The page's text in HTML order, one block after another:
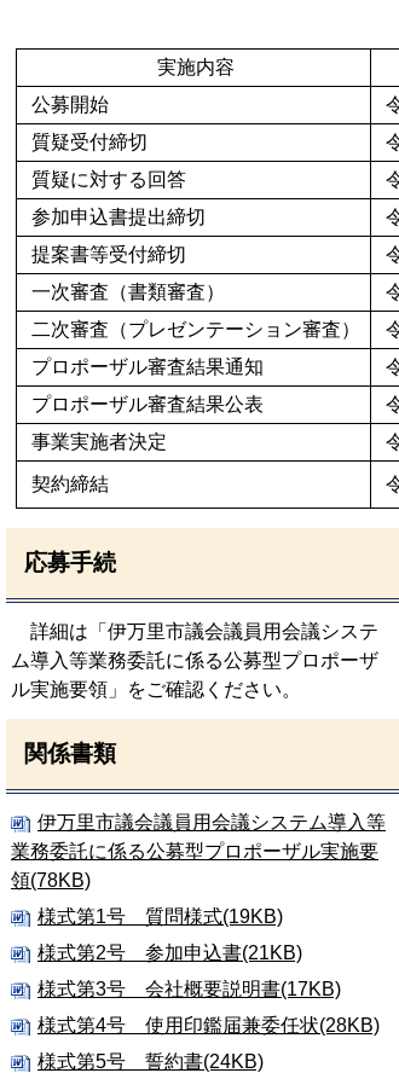
実施内容
公募開始
質疑受付締切
質疑に対する回答
参加申込書提出締切
提案書等受付締切
一次審査（書類審査）
二次審査（プレゼンテーション審査）
プロポーザル審査結果通知
プロポーザル審査結果公表
事業実施者決定
契約締結
応募手続
詳細は「 伊万里市議会議員用会議システ
ム導入等業務委託に係る公募型プロポーザ
ル実施要領」をご確認ください。
関係書類
伊万里市議会議員用会議システム導入等
業務委託に係る公募型プロポーザル実施要
領(78KB)
様式第1号 質問様式(19KB)
様式第2号 参加申込書(21KB)
様式第3号 会社概要説明書(17KB)
様式第4号 使用印鑑届兼委任状(28KB)
様式第5号 誓約書(24KB)